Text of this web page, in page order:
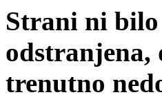
Strani ni
odstranjena,
trenutno